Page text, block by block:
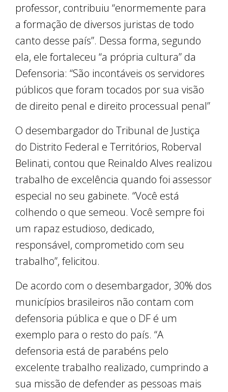
professor, contribuiu “enormemente para
a formação de diversos juristas de todo
canto desse país”. Dessa forma, segundo
ela, ele fortaleceu “a própria cultura” da
Defensoria: “São incontáveis os servidores
públicos que foram tocados por sua visão
de direito penal e direito processual penal”
O desembargador do Tribunal de Justiça
do Distrito Federal e Territórios, Roberval
Belinati, contou que Reinaldo Alves realizou
trabalho de excelência quando foi assessor
especial no seu gabinete. “Você está
colhendo o que semeou. Você sempre foi
um rapaz estudioso, dedicado,
responsável, comprometido com seu
trabalho”, felicitou.
De acordo com o desembargador, 30% dos
municípios brasileiros não contam com
defensoria pública e que o DF é um
exemplo para o resto do país. “A
defensoria está de parabéns pelo
excelente trabalho realizado, cumprindo a
sua missão de defender as pessoas mais